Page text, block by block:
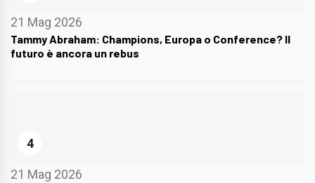
21 Mag 2026
Tammy Abraham: Champions, Europa o Conference? Il
futuro è ancora un rebus
4
21 Mag 2026